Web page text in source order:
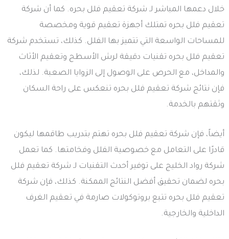
خلال دعمها المباشر لـ شركة تعقيم فلل بحره. كما أن شركة
تعقيم فلل بحره تمتلك أجهزة تعقيم قوية ومخصصة
للمساحات الواسعة التي تتميز بها الفلل. كذلك، تستخدم شركة
تعقيم فلل بحره تقنيات دقيقة لرش الأسطح وتعقيم الأثاث
والمداخل، مع الحرص على الوصول إلى الزوايا الصعبة. لذلك،
فإن نتائج شركة تعقيم فلل بحره تنعكس على راحة السكان
وثقتهم بالخدمة.
أيضاً، فإن شركة تعقيم فلل بحره تهتم بتدريب طاقمها ليكون
قادرًا على التعامل مع خصوصية الفلل وفخامتها. كما تعمل
شركة رواد الخليج على توفير أحدث التقنيات لـ شركة تعقيم فلل
بحره لضمان تحقيق أفضل النتائج الممكنة. كذلك، فإن شركة
تعقيم فلل بحره تتبع بروتوكولات صارمة في تعقيم الغرف
الداخلية والخارجية.